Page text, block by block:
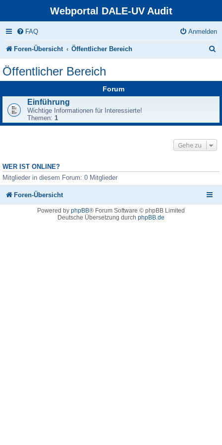
Webportal DALE-UV Audit
FAQ Anmelden
Foren-Übersicht Öffentlicher Bereich
Öffentlicher Bereich
Forum
Einführung
Wichtige Informationen für Interessierte!
Themen: 1
Gehe zu
WER IST ONLINE?
Mitglieder in diesem Forum: 0 Mitglieder
Foren-Übersicht
Powered by phpBB® Forum Software © phpBB Limited
Deutsche Übersetzung durch phpBB.de